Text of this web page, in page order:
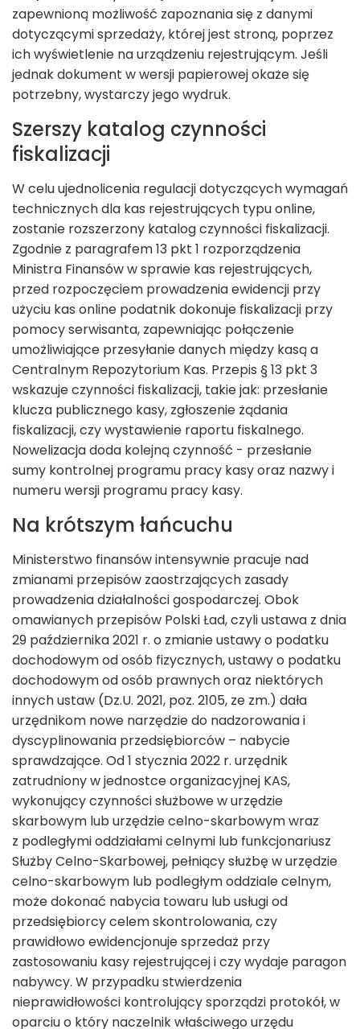
zapewnioną możliwość zapoznania się z danymi
dotyczącymi sprzedaży, której jest stroną, poprzez
ich wyświetlenie na urządzeniu rejestrującym. Jeśli
jednak dokument w wersji papierowej okaże się
potrzebny, wystarczy jego wydruk.
Szerszy katalog czynności
fiskalizacji
W celu ujednolicenia regulacji dotyczących wymagań
technicznych dla kas rejestrujących typu online,
zostanie rozszerzony katalog czynności fiskalizacji.
Zgodnie z paragrafem 13 pkt 1 rozporządzenia
Ministra Finansów w sprawie kas rejestrujących,
przed rozpoczęciem prowadzenia ewidencji przy
użyciu kas online podatnik dokonuje fiskalizacji przy
pomocy serwisanta, zapewniając połączenie
umożliwiające przesyłanie danych między kasą a
Centralnym Repozytorium Kas. Przepis § 13 pkt 3
wskazuje czynności fiskalizacji, takie jak: przesłanie
klucza publicznego kasy, zgłoszenie żądania
fiskalizacji, czy wystawienie raportu fiskalnego.
Nowelizacja doda kolejną czynność - przesłanie
sumy kontrolnej programu pracy kasy oraz nazwy i
numeru wersji programu pracy kasy.
Na krótszym łańcuchu
Ministerstwo finansów intensywnie pracuje nad
zmianami przepisów zaostrzających zasady
prowadzenia działalności gospodarczej. Obok
omawianych przepisów Polski Ład, czyli ustawa z dnia
29 października 2021 r. o zmianie ustawy o podatku
dochodowym od osób fizycznych, ustawy o podatku
dochodowym od osób prawnych oraz niektórych
innych ustaw (Dz.U. 2021, poz. 2105, ze zm.) dała
urzędnikom nowe narzędzie do nadzorowania i
dyscyplinowania przedsiębiorców – nabycie
sprawdzające. Od 1 stycznia 2022 r. urzędnik
zatrudniony w jednostce organizacyjnej KAS,
wykonujący czynności służbowe w urzędzie
skarbowym lub urzędzie celno-skarbowym wraz
z podległymi oddziałami celnymi lub funkcjonariusz
Służby Celno-Skarbowej, pełniący służbę w urzędzie
celno-skarbowym lub podległym oddziale celnym,
może dokonać nabycia towaru lub usługi od
przedsiębiorcy celem skontrolowania, czy
prawidłowo ewidencjonuje sprzedaż przy
zastosowaniu kasy rejestrującej i czy wydaje paragon
nabywcy. W przypadku stwierdzenia
nieprawidłowości kontrolujący sporządzi protokół, w
oparciu o który naczelnik właściwego urzędu